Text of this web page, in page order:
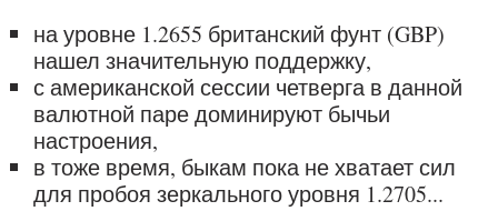
на уровне 1.2655 британский фунт (GBP)
нашел значительную поддержку,
с американской сессии четверга в данной
валютной паре доминируют бычьи
настроения,
в тоже время, быкам пока не хватает сил
для пробоя зеркального уровня 1.2705...